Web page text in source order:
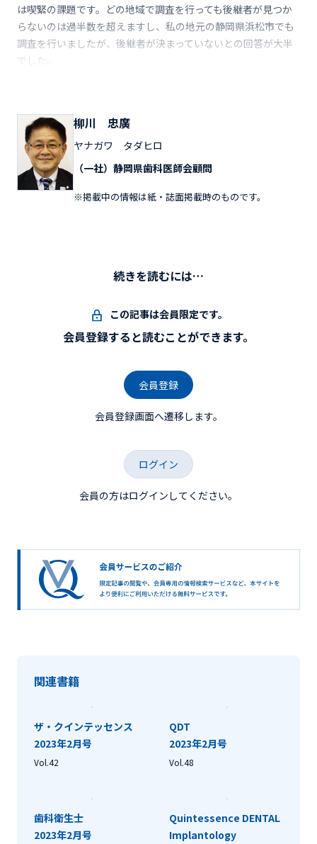
は喫緊の課題です。どの地域で調査を行っても後継者が見つか
らないのは過半数を超えますし、私の地元の静岡県浜松市でも
調査を行いましたが、後継者が決まっていないとの回答が大半
でした。
柳川 忠廣
ヤナガワ タダヒロ
（一社）静岡県歯科医師会顧問
※掲載中の情報は紙・誌面掲載時のものです。
続きを読むには…
この記事は会員限定です。
会員登録すると読むことができます。
会員登録
会員登録画面へ遷移します。
ログイン
会員の方はログインしてください。
関連書籍
ザ・クインテッセンス
2023年2月号
Vol.42
QDT
2023年2月号
Vol.48
歯科衛生士
2023年2月号
Quintessence DENTAL
Implantology